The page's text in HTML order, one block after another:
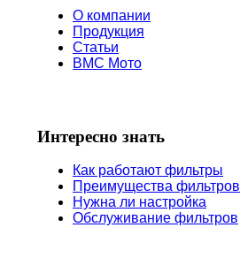
О компании
Продукция
Статьи
BMC Мото
Интересно знать
Как работают фильтры
Преимущества фильтров
Нужна ли настройка
Обслуживание фильтров